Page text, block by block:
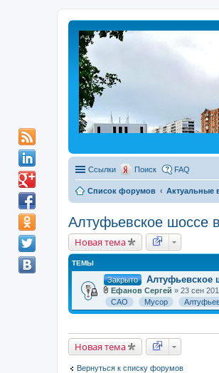
Ссылки Поиск FAQ
Список форумов Актуальные
Алтуфьевское
Новая тема
ТЕМЫ
Закрыто Алтуфьевское
В
л
о
е
н
и
я
Ефанов Сергей » 23 сен
САО
Мусор
Новая тема
Вернуться к списку форумов